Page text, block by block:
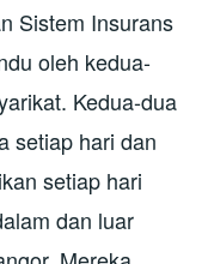
Sistem Insurans
oleh kedua-
Kedua-dua
setiap hari dan
setiap hari
dan luar